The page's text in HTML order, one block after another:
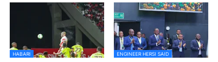
HABARI ENGINEER HERSI SAID